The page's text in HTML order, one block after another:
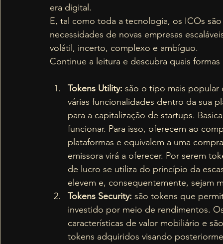
era digital.
E, tal como toda a tecnologia, os ICOs
necessidades de novas empresas
volátil, incerto, complexo e ambíguo.
Continue a leitura e descubra quais
Tokens Utility: são o tipo mais
várias funcionalidades dentro da sua
para a capitalização de startups.
funcionar. Para isso, oferecem ao
plataformas e equivalem a uma
emissora virá a oferecer. Por serem
de lucro se utiliza do princípio da
elevem e, consequentemente, sejam
Tokens Security: são tokens que
investido por meio de rendimentos.
características de valor mobiliário e
tokens adquiridos visando